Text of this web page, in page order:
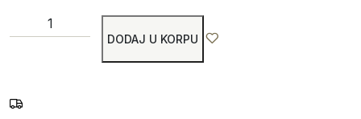
DODAJ U KORPU